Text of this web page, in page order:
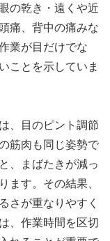
の乾き・遠くや近
痛、背中の痛みな
業が目だけでな
ことを示していま
、目のピント調節
筋肉も同じ姿勢で
、まばたきが減っ
ます。その結果、
さが重なりやすく
、作業時間を区切